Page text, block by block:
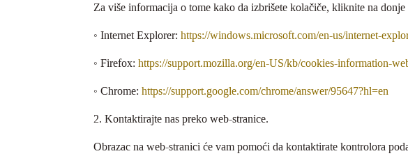
Za više informacija o tome kako da izbrišete kolačiče, kliknite na donje
◦ Internet Explorer:https://windows.microsoft.com/en-us/internet-
◦ Firefox:https://support.mozilla.org/en-US/kb/cookies-information-
◦ Chrome:https://support.google.com/chrome/answer/95647?hl=en
2. Kontaktirajte nas preko web-stranice.
Obrazac na web-stranici će vam pomoći da kontaktirate kontrolora